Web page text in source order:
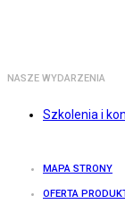
NASZE WYDARZENIA
Szkolenia i
MAPA STRONY
OFERTA